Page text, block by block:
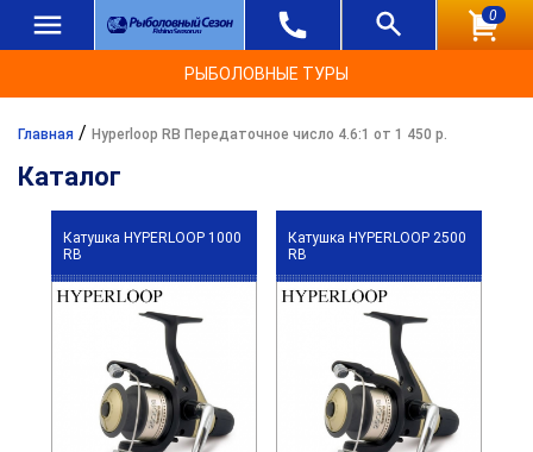
0
РЫБОЛОВНЫЕ ТУРЫ
Главная / Hyperloop RB Передаточное число 4.6:1 от 1 450 р.
Каталог
Катушка HYPERLOOP 1000
RB
Катушка HYPERLOOP 2500
RB